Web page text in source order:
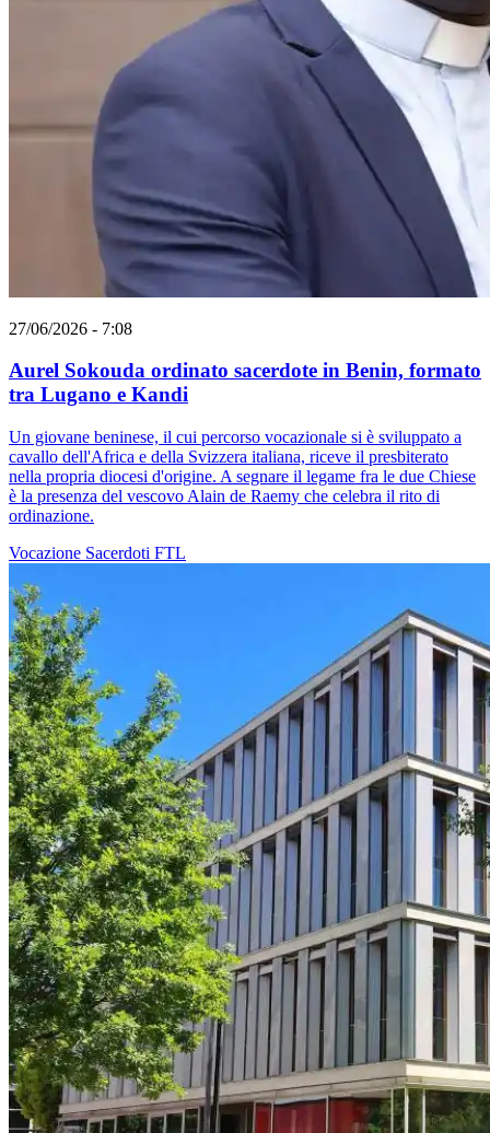
27/06/2026 - 7:08
Aurel Sokouda ordinato sacerdote in Benin, formato
tra Lugano e Kandi
Un giovane beninese, il cui percorso vocazionale si è sviluppato a
cavallo dell'Africa e della Svizzera italiana, riceve il presbiterato
nella propria diocesi d'origine. A segnare il legame fra le due Chiese
è la presenza del vescovo Alain de Raemy che celebra il rito di
ordinazione.
Vocazione Sacerdoti FTL